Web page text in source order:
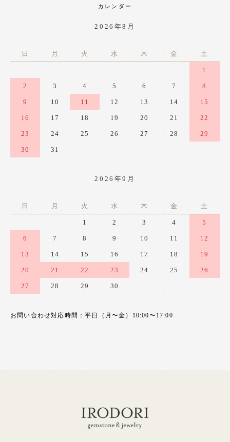
カレンダー
2026年8月
日 月 火 水 木 金 土
1
2 3 4 5 6 7 8
9 10 11 12 13 14 15
16 17 18 19 20 21 22
23 24 25 26 27 28 29
30 31
2026年9月
日 月 火 水 木 金 土
1 2 3 4 5
6 7 8 9 10 11 12
13 14 15 16 17 18 19
20 21 22 23 24 25 26
27 28 29 30
お問い合わせ対応時間：平日（月〜金）10:00〜17:00